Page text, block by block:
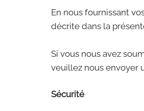
En nous fournissant
décrite dans la
Si vous nous avez
veuillez nous envoyer
Sécurité